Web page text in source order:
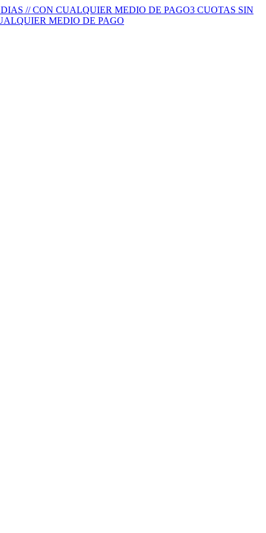
// CON CUALQUIER MEDIO DE PAGO3 CUOTAS SIN
MEDIO DE PAGO